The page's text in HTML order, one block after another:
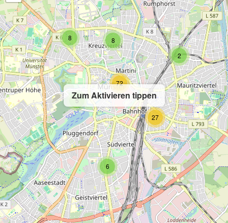
Zum Aktivieren tippen
2
8
6
8
27
5
72